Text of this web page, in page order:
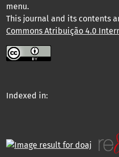
menu.
This journal and its contents
Commons Atribuição 4.0
Indexed in: